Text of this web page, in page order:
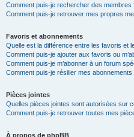
Comment puis-je rechercher des membres
Comment puis-je retrouver mes propres
Favoris et abonnements
Quelle est la différence entre les favoris et
Comment puis-je ajouter aux favoris ou
Comment puis-je m’abonner à un forum
Comment puis-je résilier mes abonnements
Pièces jointes
Quelles pièces jointes sont autorisées sur
Comment puis-je retrouver toutes mes
À propos de phpBB